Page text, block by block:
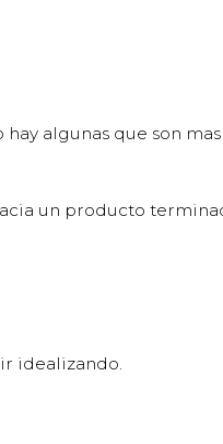
algunas que son
un producto
idealizando.